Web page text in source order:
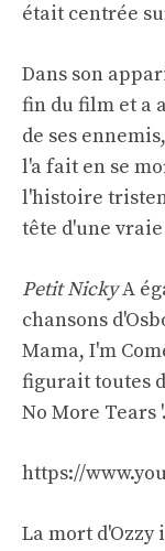
était centrée
Dans son
fin du film et a
de ses
l'a fait en se
l'histoire
tête d'une vraie
Petit NickyA
chansons
Mama, I'm
figurait toutes
No More Tears '.
https://
La mort